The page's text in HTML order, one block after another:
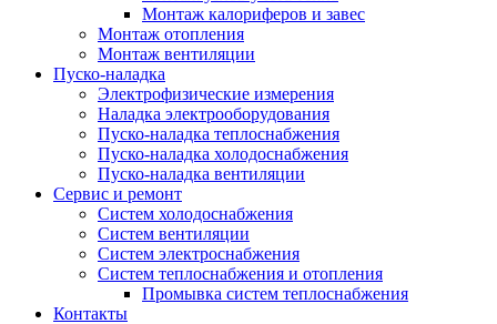
Монтаж калориферов и завес
Монтаж отопления
Монтаж вентиляции
Пуско-наладка
Электрофизические измерения
Наладка электрооборудования
Пуско-наладка теплоснабжения
Пуско-наладка холодоснабжения
Пуско-наладка вентиляции
Сервис и ремонт
Систем холодоснабжения
Систем вентиляции
Систем электроснабжения
Систем теплоснабжения и отопления
Промывка систем теплоснабжения
Контакты